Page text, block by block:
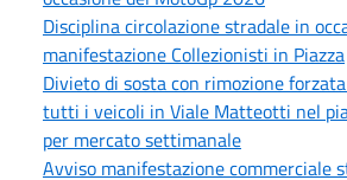
Disciplina circolazione stradale in
manifestazione Collezionisti in Piazza
Divieto di sosta con rimozione
tutti i veicoli in Viale Matteotti nel
per mercato settimanale
Avviso manifestazione commerciale